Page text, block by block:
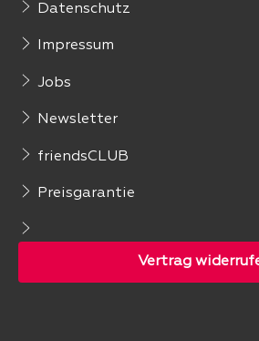
Datenschutz
Impressum
Jobs
Newsletter
friendsCLUB
Preisgarantie